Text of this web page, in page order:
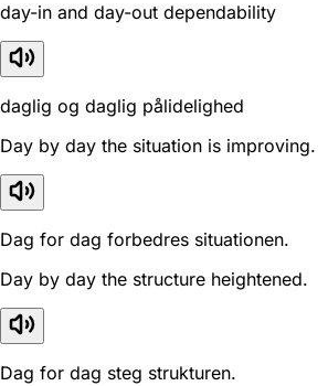
day-in and day-out dependability
daglig og daglig pålidelighed
Day by day the situation is improving.
Dag for dag forbedres situationen.
Day by day the structure heightened.
Dag for dag steg strukturen.